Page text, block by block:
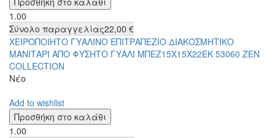
1.00
Σύνολο παραγγελίας22,00 €
ΧΕΙΡΟΠΟΙΗΤΟ ΓΥΑΛΙΝΟ ΕΠΙΤΡΑΠΕΖΙΟ ΔΙΑΚΟΣΜΗΤΙΚΟ
ΜΑΝΙΤΑΡΙ ΑΠΟ ΦΥΣΗΤΟ ΓΥΑΛΙ ΜΠΕΖ15Χ15Χ22ΕΚ 53060 ZEN
COLLECTION
Νέο
Add to wishlist
1.00